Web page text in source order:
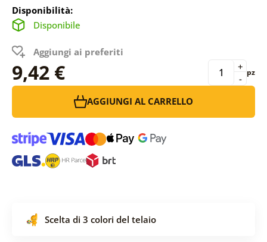
Disponibilità:
Disponibile
Aggiungi ai preferiti
9,42 € -
+ pz
AGGIUNGI AL CARRELLO
Scelta di 3 colori del telaio